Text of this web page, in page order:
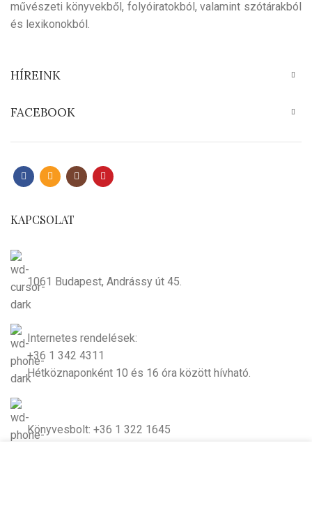
művészeti könyvekből, folyóiratokból, valamint szótárakból
és lexikonokból.
HÍREINK
FACEBOOK
KAPCSOLAT
1061 Budapest, Andrássy út 45.
Internetes rendelések:
+36 1 342 4311
Hétköznaponként 10 és 16 óra között hívható.
Könyvesbolt: +36 1 322 1645